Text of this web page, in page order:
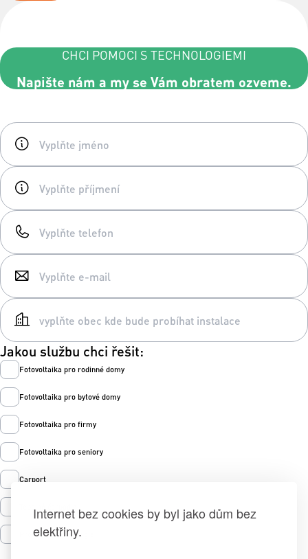
Internet bez cookies by byl jako dům bez
elektřiny.
CHCI POMOCI S TECHNOLOGIEMI
Napište nám a my se Vám obratem ozveme.
Jakou službu chci řešit:
Fotovoltaika pro rodinné domy
Fotovoltaika pro bytové domy
Fotovoltaika pro firmy
Fotovoltaika pro seniory
Carport
Prodej zelené energie